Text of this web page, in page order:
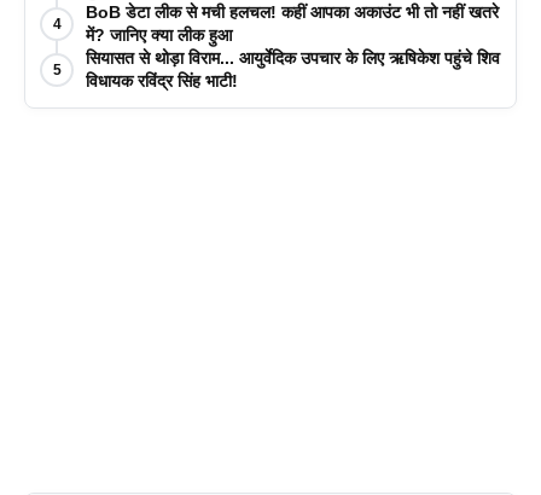
4
BoB डेटा लीक से मची हलचल! कहीं आपका अकाउंट भी तो नहीं खतरे
में? जानिए क्या लीक हुआ
5
सियासत से थोड़ा विराम... आयुर्वेदिक उपचार के लिए ऋषिकेश पहुंचे शिव
विधायक रविंद्र सिंह भाटी!